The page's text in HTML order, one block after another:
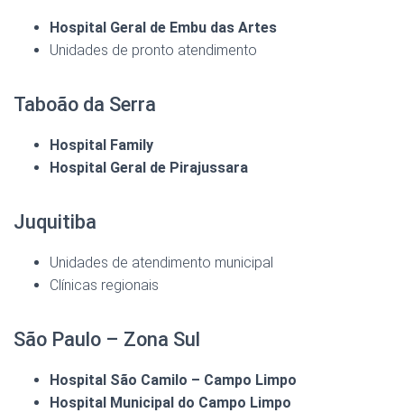
Hospital Geral de Embu das Artes
Unidades de pronto atendimento
Taboão da Serra
Hospital Family
Hospital Geral de Pirajussara
Juquitiba
Unidades de atendimento municipal
Clínicas regionais
São Paulo – Zona Sul
Hospital São Camilo – Campo Limpo
Hospital Municipal do Campo Limpo